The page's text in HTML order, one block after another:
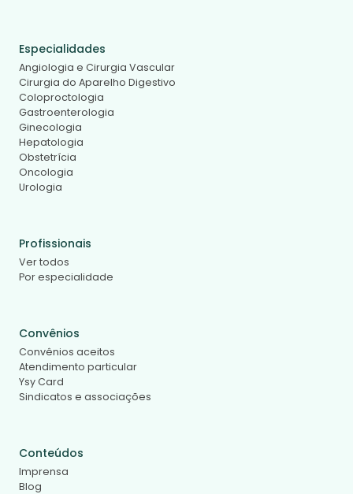
Especialidades
Angiologia e Cirurgia Vascular
Cirurgia do Aparelho Digestivo
Coloproctologia
Gastroenterologia
Ginecologia
Hepatologia
Obstetrícia
Oncologia
Urologia
Profissionais
Ver todos
Por especialidade
Convênios
Convênios aceitos
Atendimento particular
Ysy Card
Sindicatos e associações
Conteúdos
Imprensa
Blog